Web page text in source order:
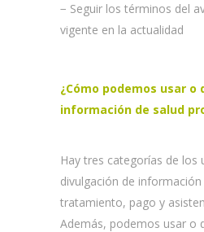
− Seguir los términos del
vigente en la actualidad
¿Cómo podemos usar o
información de salud
Hay tres categorías de los
divulgación de
tratamiento, pago y
Además, podemos usar o